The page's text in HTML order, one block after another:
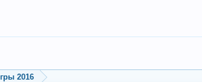
2016